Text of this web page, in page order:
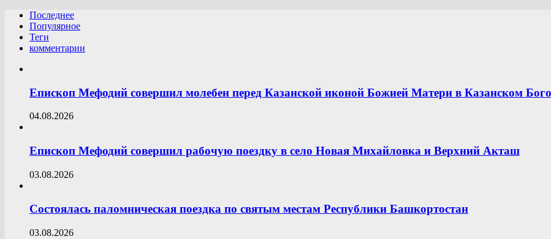
Последнее
Популярное
Теги
комментарии
Епископ Мефодий совершил молебен перед Казанской иконой Божией Матери в Казанском
04.08.2026
Епископ Мефодий совершил рабочую поездку в село Новая Михайловка и Верхний Акташ
03.08.2026
Состоялась паломническая поездка по святым местам Республики Башкортостан
03.08.2026